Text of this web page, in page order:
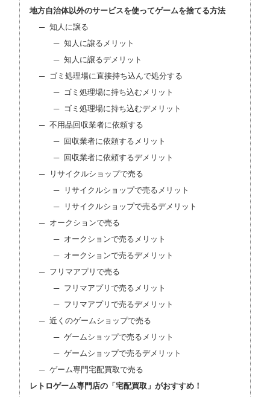
地方自治体以外のサービスを使ってゲームを捨てる方法
知人に譲る
知人に譲るメリット
知人に譲るデメリット
ゴミ処理場に直接持ち込んで処分する
ゴミ処理場に持ち込むメリット
ゴミ処理場に持ち込むデメリット
不用品回収業者に依頼する
回収業者に依頼するメリット
回収業者に依頼するデメリット
リサイクルショップで売る
リサイクルショップで売るメリット
リサイクルショップで売るデメリット
オークションで売る
オークションで売るメリット
オークションで売るデメリット
フリマアプリで売る
フリマアプリで売るメリット
フリマアプリで売るデメリット
近くのゲームショップで売る
ゲームショップで売るメリット
ゲームショップで売るデメリット
ゲーム専門宅配買取で売る
レトロゲーム専門店の「宅配買取」がおすすめ！